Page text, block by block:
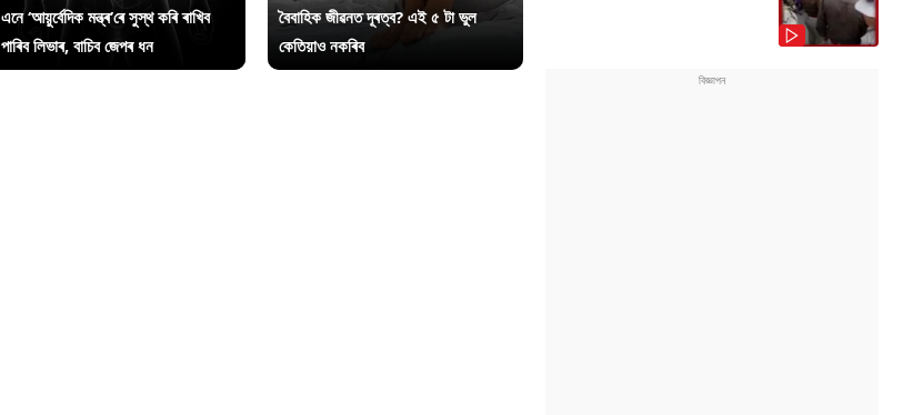
এনে ‘আয়ুৰ্বেদিক মন্ত্ৰ’ৰে সুস্থ কৰি ৰাখিব
পাৰিব লিভাৰ, বাচিব জেপৰ ধন
বৈবাহিক জীৱনত দূৰত্ব? এই ৫ টা ভুল
কেতিয়াও নকৰিব